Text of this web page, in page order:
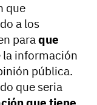
que
a los
paraque
la información
pública.
que seria